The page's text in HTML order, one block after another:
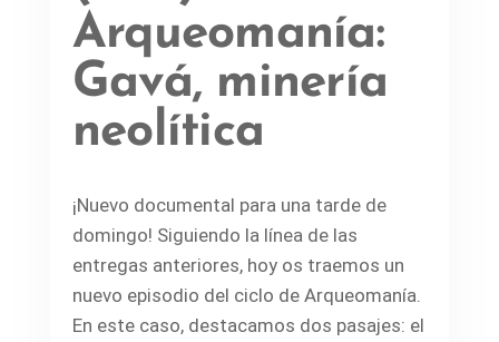
Arqueomanía:
Gavá, minería
neolítica
¡Nuevo documental para una tarde de
domingo! Siguiendo la línea de las
entregas anteriores, hoy os traemos un
nuevo episodio del ciclo de Arqueomanía.
En este caso, destacamos dos pasajes: el